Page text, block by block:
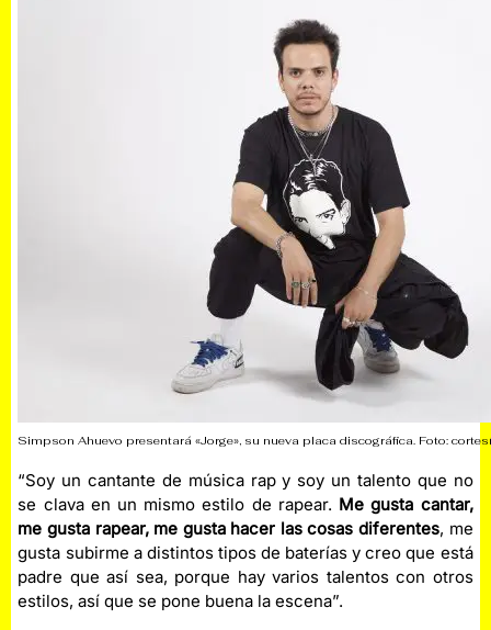
Simpson Ahuevo presentará «Jorge», su nueva placa discográfica. Foto:
“Soy un cantante de música rap y soy un talento que no
se clava en un mismo estilo de rapear. Me gusta cantar,
me gusta rapear, me gusta hacer las cosas diferentes, me
gusta subirme a distintos tipos de baterías y creo que está
padre que así sea, porque hay varios talentos con otros
estilos, así que se pone buena la escena”.